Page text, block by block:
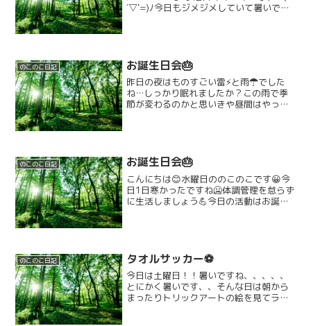
´▽`=)ﾉ今日もジメジメしていて暑いです
のこのこ日記 お誕生日会🎂
昨日の夜はものすごい雷⚡️と雨☂でした
ね…しっかり眠れましたか？この雨で季
節が変わるのかと思いきや昼間はやっぱ
のこのこ日記 お誕生日会🎂
こんにちは😊水曜日ののこのこです😀今
日1日寒かったですね🥶体調管理を怠らず
に生活しましょう💪今日の活動はお誕生
のこのこ日記 タオルサッカー⚽️
今日は土曜日！！暑いですね、、、、、
とにかく暑いです、、そんな日は朝から
まったりトリックアートの絵を見てラジ